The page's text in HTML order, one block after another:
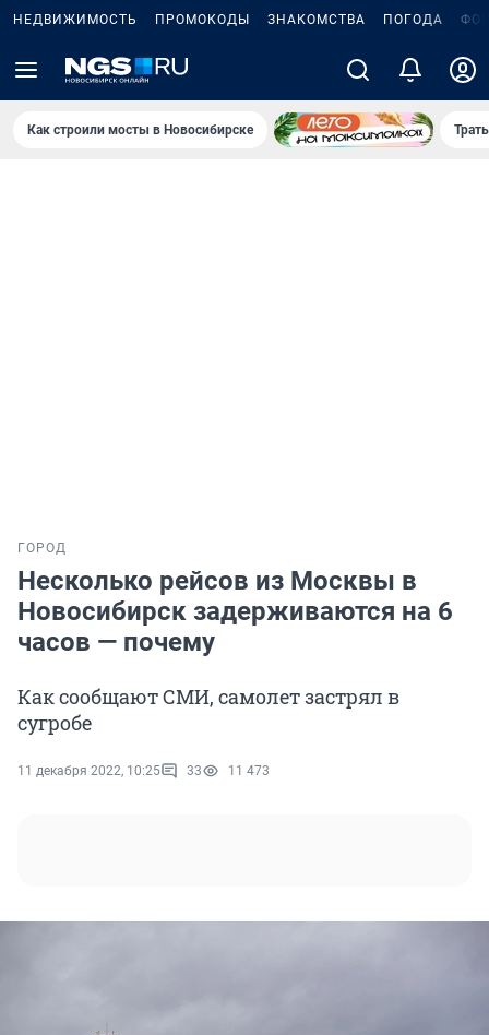
НЕДВИЖИМОСТЬ ПРОМОКОДЫ ЗНАКОМСТВА ПОГОДА
Как строили мосты в Новосибирске
ГОРОД
Несколько рейсов из Москвы в
Новосибирск задерживаются на 6
часов — почему
Как сообщают СМИ, самолет застрял в
сугробе
11 декабря 2022, 10:25 33 11 473